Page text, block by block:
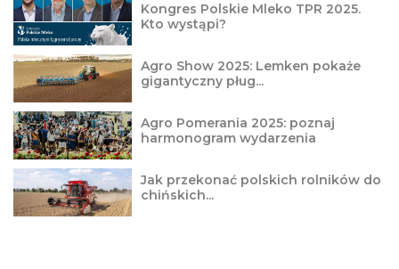
Kongres Polskie Mleko TPR 2025.
Kto wystąpi?
Agro Show 2025: Lemken pokaże
gigantyczny pług...
Agro Pomerania 2025: poznaj
harmonogram wydarzenia
Jak przekonać polskich rolników do
chińskich...